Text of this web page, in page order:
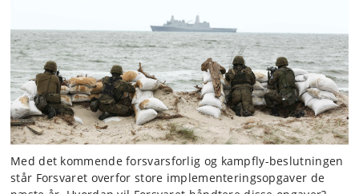
Med det kommende forsvarsforlig og kampfly-beslutningen
står Forsvaret overfor store implementeringsopgaver de